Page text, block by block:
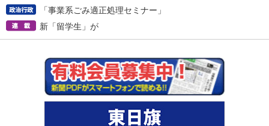
「事業系ごみ適正処理セミナー」
新「留学生」が